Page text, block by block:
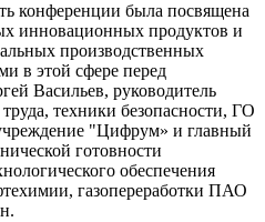
конференции была посвящена
инновационных продуктов и
производственных
в этой сфере перед
Васильев, руководитель
техники безопасности, ГО
"Цифрум» и главный
готовности
обеспечения
газопереработки ПАО